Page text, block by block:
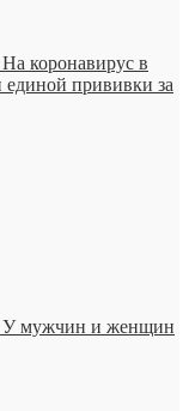
На коронавирус в
прививки за
У мужчин и женщин